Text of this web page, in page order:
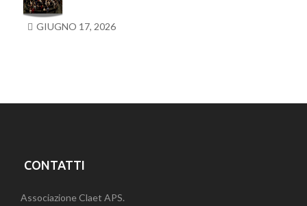
GIUGNO 17, 2026
CONTATTI
Associazione Claet APS.